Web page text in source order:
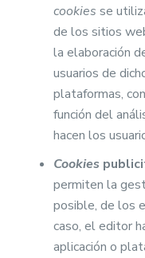
cookies se
de los sitios
la elaboración
usuarios de
plataformas,
función del
hacen los
Cookies
permiten la
posible, de los
caso, el editor
aplicación o